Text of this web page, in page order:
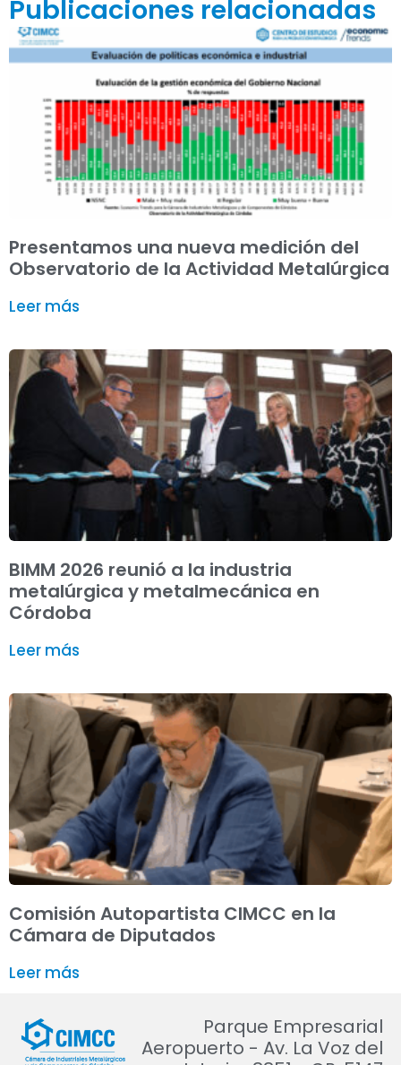
Publicaciones relacionadas
Presentamos una nueva medición del
Observatorio de la Actividad Metalúrgica
Leer más
BIMM 2026 reunió a la industria
metalúrgica y metalmecánica en
Córdoba
Leer más
Comisión Autopartista CIMCC en la
Cámara de Diputados
Leer más
Parque Empresarial
Aeropuerto - Av. La Voz del